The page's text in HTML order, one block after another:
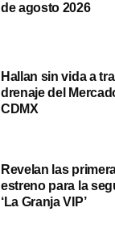
de agosto 2026
Hallan sin vida a
drenaje del
CDMX
Revelan las
estreno para la
‘La Granja VIP’